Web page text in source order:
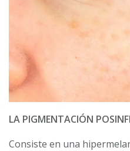
LA PIGMENTACIÓN
Consiste en una